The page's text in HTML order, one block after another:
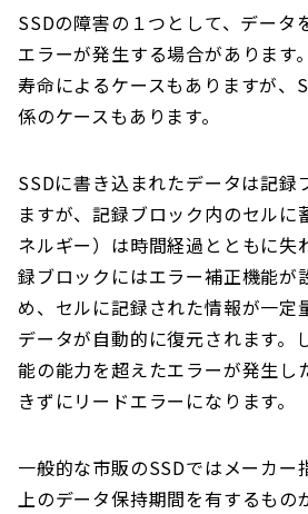
SSDの障害の１つとして、データ
エラーが発生する場合があります
寿命によるケースもありますが、
係のケースもあります。
SSDに書き込まれたデータは記録
ますが、記録ブロック内のセルに
ネルギー）は時間経過とともに失
録ブロックにはエラー補正機能が
め、セルに記録された情報が一定
データが自動的に復元されます。
能の能力を超えたエラーが発生し
きずにリードエラーになります。
一般的な市販のSSDではメーカー
上のデータ保持期間を有するもの